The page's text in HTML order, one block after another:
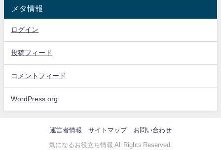
メタ情報
ログイン
投稿フィード
コメントフィード
WordPress.org
運営者情報 サイトマップ お問い合わせ
気になるお役立ち情報 All Rights Reserved.